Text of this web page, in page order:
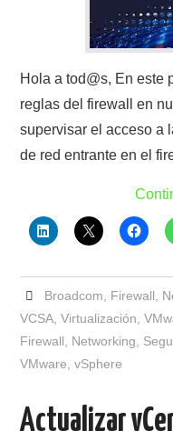
Hola a tod@s, En este
reglas del firewall en
supervisar el acceso a
de red entrante en el
Broadcom Firewall
VCSA ,Virtualización ,
Firewall
Networking
VMware ,vSphere
Actualizar